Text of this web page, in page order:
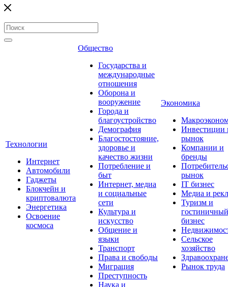
Технологии
Интернет
Автомобили
Гаджеты
Блокчейн и
криптовалюта
Энергетика
Освоение
космоса
Общество
Государства и
международные
отношения
Оборона и
вооружение
Города и
благоустройство
Демография
Благостостояние,
здоровье и
качество жизни
Потребление и
быт
Интернет, медиа
и социальные
сети
Культура и
искусство
Общение и
языки
Транспорт
Права и свободы
Миграция
Преступность
Наука и
Экономика
Инвестиции
рынок
Компании и
бренды
рынок
IT бизнес
Медиа и
Туризм и
гостиничный
бизнес
Сельское
хозяйство
Рынок труда